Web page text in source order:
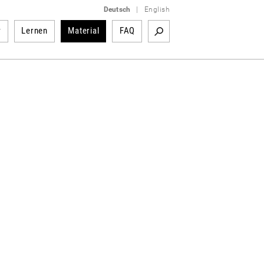
Deutsch English
Lernen Material FAQ